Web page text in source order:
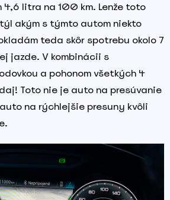
4,6 litra na 100 km. Lenže toto
akým s týmto autom niekto
teda skôr spotrebu okolo 7
jazde. V kombinácii s
a pohonom všetkých 4
Toto nie je auto na presúvanie
na rýchlejšie presuny kvôli